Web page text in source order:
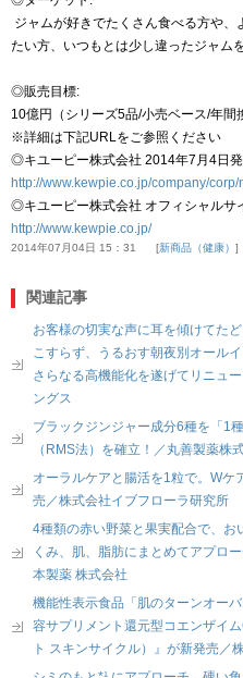
ジャムが好きでたくさん食べる方や
たい方、いつもとは少し違ったジャム
◎販売目標:
10億円（シリーズ5品/小売ベース/年間
※詳細は下記URLをご参照ください
◎キユーピー株式会社 2014年7月4日
http://www.kewpie.co.jp/company/
◎キユーピー株式会社 オフィシャルサ
http://www.kewpie.co.jp/
2014年07月04日 15：31 新商品（健康）
関連記事
お客様の切実な声に耳を傾けてた
こすらず、うるおす朝夜別オール
さらなる高機能化を遂げてリニュ
ングス
ブラックジンジャー成分6種を「1
（RMS法）を確立！／丸善製薬株
オーラルケアと腸活を1粒で。Wケ
売／株式会社イブフローラ研究所
4種類の赤い野菜と果実配合で、
くみ、肌、脂肪にまとめてアプロ
本製薬 株式会社
機能性表示食品「肌のターンオー
容サプリメント還元型コエンザイ
ト スキンサイクル）』が新発売／